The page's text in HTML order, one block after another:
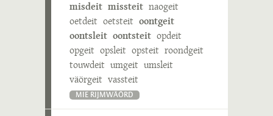
misdeit missteit naogeit
oetdeit oetsteit oontgeit
oontsleit oontsteit opdeit
opgeit opsleit opsteit roondgeit
touwdeit umgeit umsleit
väörgeit vassteit
MIE RIJMWÄÖRD